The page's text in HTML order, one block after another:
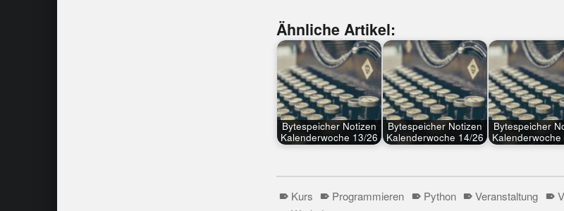
Ähnliche Artikel:
Bytespeicher Notizen
Kalenderwoche 13/26
Bytespeicher Notizen
Kalenderwoche 14/26
Bytespeicher
Kalenderwoche
Kurs Programmieren Python Veranstaltung